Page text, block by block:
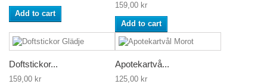
Add to cart
159,00 kr
Add to cart
Doftstickor...
159,00 kr
Apotekartvå...
125,00 kr